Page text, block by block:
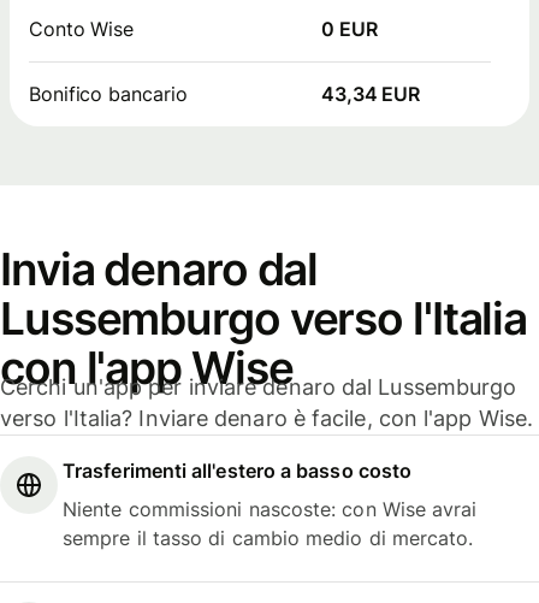
Conto Wise 0 EUR
Bonifico bancario 43,34 EUR
Invia denaro dal
Lussemburgo verso l'Italia
con l'app Wise
Cerchi un'app per inviare denaro dal Lussemburgo
verso l'Italia? Inviare denaro è facile, con l'app Wise.
Trasferimenti all'estero a basso costo
Niente commissioni nascoste: con Wise avrai
sempre il tasso di cambio medio di mercato.